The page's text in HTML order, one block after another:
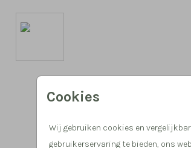
Cookies
Wij gebruiken cookies en
gebruikerservaring te bieden, ons